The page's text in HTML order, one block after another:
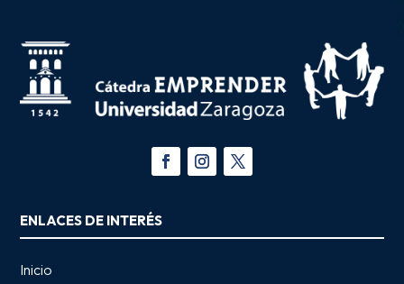
ENLACES DE INTERÉS
Inicio